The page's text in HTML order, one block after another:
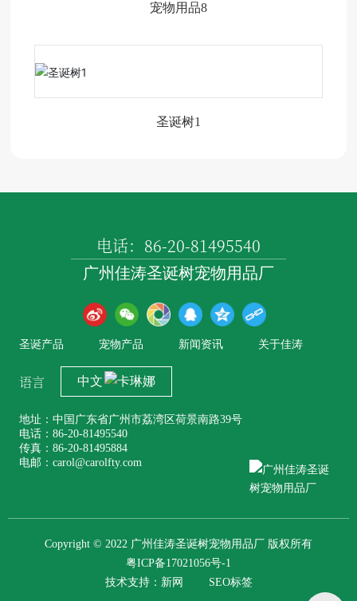
宠物用品8
圣诞树1
电话：86-20-81495540
广州佳涛圣诞树宠物用品厂
圣诞产品 宠物产品 新闻资讯 关于佳涛
语言 中文
地址：中国广东省广州市荔湾区荷景南路39号
电话：86-20-81495540
传真：86-20-81495884
电邮：carol@carolfty.com
Copyright © 2022 广州佳涛圣诞树宠物用品厂 版权所有
粤ICP备17021056号-1
技术支持： 新网 SEO标签